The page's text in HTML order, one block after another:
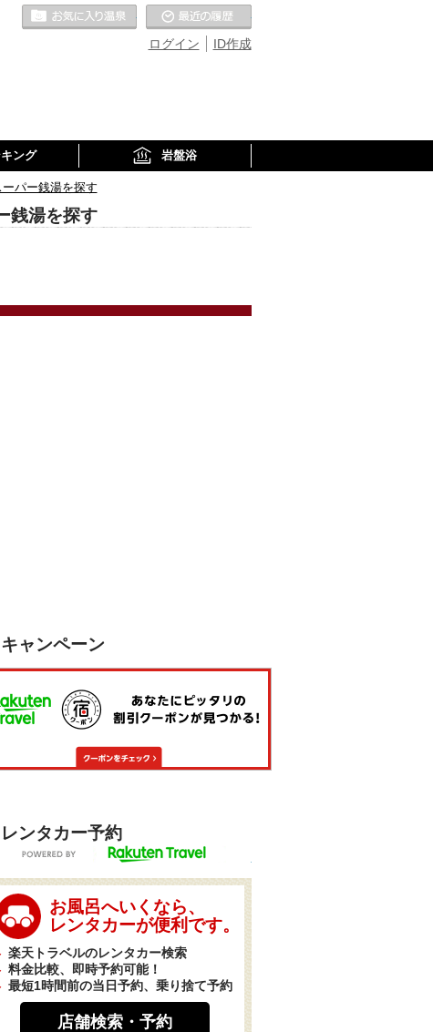
ID作成
ログイン
お気に入りの温泉
ング 岩盤浴
パー銭湯を探す
銭湯を探す
キャンペーン
レンタカー予約
お風呂へいくなら、
レンタカーが便利です。
楽天トラベルのレンタカー検索
料金比較、即時予約可能！
最短1時間前の当日予約、乗り捨て予約
店舗検索・予約